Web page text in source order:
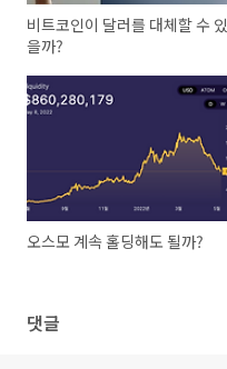
비트코인이 달러를 대체할 수 있
을까?
오스모 계속 홀딩해도 될까?
댓글